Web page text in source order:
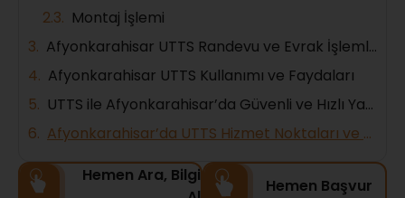
Montaj İşlemi
Afyonkarahisar UTTS Randevu ve Evrak İşlemleri
Afyonkarahisar UTTS Kullanımı ve Faydaları
UTTS ile Afyonkarahisar’da Güvenli ve Hızlı Yakıt Dolumu
Afyonkarahisar’da UTTS Hizmet Noktaları ve Mobil Hizmetler
Hemen Ara, Bilgi
Hemen Başvur